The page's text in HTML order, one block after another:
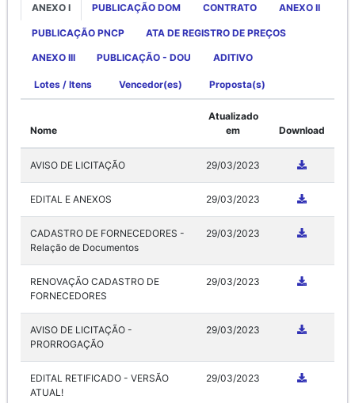
ANEXO I PUBLICAÇÃO DOM CONTRATO ANEXO II
PUBLICAÇÃO PNCP ATA DE REGISTRO DE PREÇOS
ANEXO III PUBLICAÇÃO - DOU ADITIVO
Lotes / Itens Vencedor(es) Proposta(s)
Nome
Atualizado
em
Download
AVISO DE LICITAÇÃO 29/03/2023
EDITAL E ANEXOS 29/03/2023
CADASTRO DE FORNECEDORES -
Relação de Documentos
29/03/2023
RENOVAÇÃO CADASTRO DE
FORNECEDORES
29/03/2023
AVISO DE LICITAÇÃO -
PRORROGAÇÃO
29/03/2023
EDITAL RETIFICADO - VERSÃO
ATUAL!
29/03/2023